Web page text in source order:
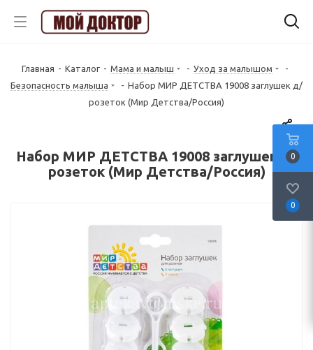
Главная - Каталог - Мама и малыш - Уход за малышом
-
Безопасность малыша
- Набор МИР ДЕТСТВА 19008 заглушек д/
розеток (Мир Детства/Россия)
Набор МИР ДЕТСТВА 19008 заглушек д/
розеток (Мир Детства/Россия)
0
0